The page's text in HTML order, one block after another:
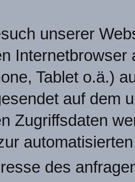
unserer
Internetbrowser
Tablet o.ä.)
auf dem
Zugriffsdaten
des